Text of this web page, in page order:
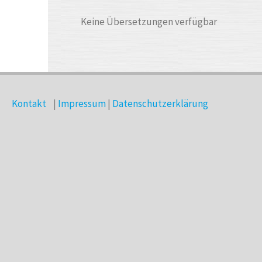
Keine Übersetzungen verfügbar
Kontakt| Impressum| Datenschutzerklärung